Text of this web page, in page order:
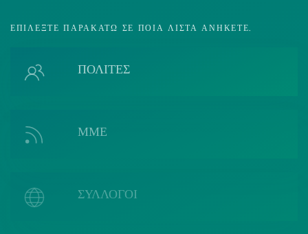
ΕΠΙΛΈΞΤΕ ΠΑΡΑΚΆΤΩ ΣΕ ΠΟΙΑ ΛΊΣΤΑ ΑΝΉΚΕΤΕ.
ΠΟΛΙΤΕΣ
ΜΜΕ
ΣΥΛΛΟΓΟΙ